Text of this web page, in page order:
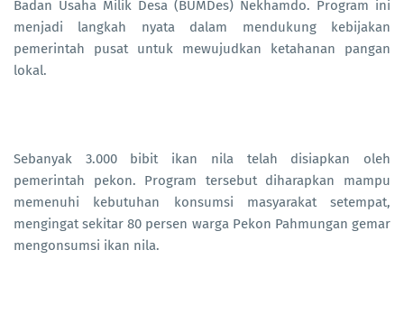
Badan Usaha Milik Desa (BUMDes) Nekhamdo. Program ini
menjadi langkah nyata dalam mendukung kebijakan
pemerintah pusat untuk mewujudkan ketahanan pangan
lokal.
Sebanyak 3.000 bibit ikan nila telah disiapkan oleh
pemerintah pekon. Program tersebut diharapkan mampu
memenuhi kebutuhan konsumsi masyarakat setempat,
mengingat sekitar 80 persen warga Pekon Pahmungan gemar
mengonsumsi ikan nila.